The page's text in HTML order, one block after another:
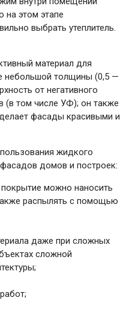
на этом этапе
выбрать утеплитель.
материал для
небольшой толщины (0,5 —
от негативного
(в том числе УФ); он также
фасады красивыми и
жидкого
домов и построек:
можно наносить
распылять с помощью
даже при сложных
сложной